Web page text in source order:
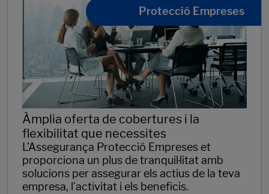
Protecció Empreses
Àmplia oferta de cobertures i la
flexibilitat que necessites
L’Assegurança Protecció Empreses et
proporciona un plus de tranquil·litat amb
solucions per assegurar els actius de la teva
empresa, l'activitat i els beneficis.